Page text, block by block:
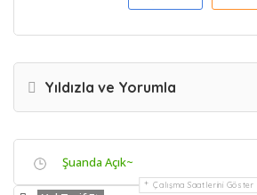
Yıldızla ve Yorumla
Şuanda Açık~
Çalışma Saatlerini Göster